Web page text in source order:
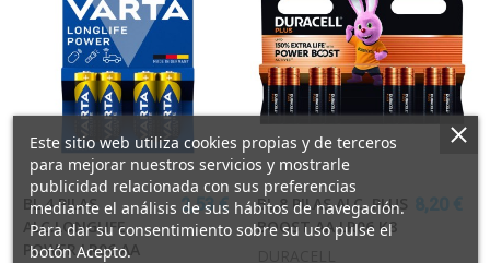
BL.4 PILAS
ALC.LONGLIFE
POWER LR06 AA
2,53 €
BL.8 PILAS ALC. PLUS
BOOST AA LR06 K8
Este sitio web utiliza cookies propias y de terceros
para mejorar nuestros servicios y mostrarle
publicidad relacionada con sus preferencias
mediante el análisis de sus hábitos de navegación.
Para dar su consentimiento sobre su uso pulse el
botón Acepto.